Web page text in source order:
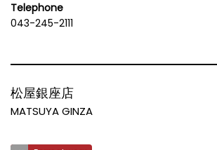
Telephone
043-245-2111
松屋銀座店
MATSUYA GINZA